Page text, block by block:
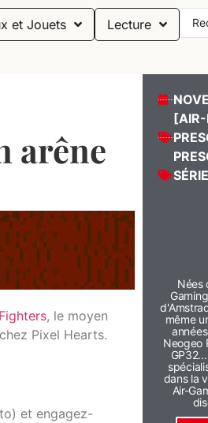
et Jouets Lecture
arêne
, le moyen
Pixel Hearts.
et engagez-
Nées
même
Neogeo
dans la
Air-